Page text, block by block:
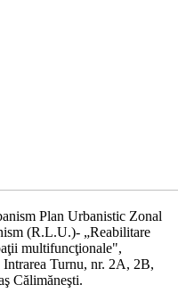
Plan Urbanistic Zonal
(R.L.U.)- „Reabilitare
multifuncţionale",
Intrarea Turnu, nr. 2A, 2B,
Călimăneşti.